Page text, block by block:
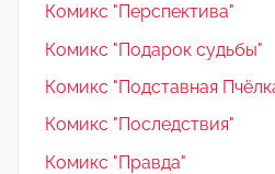
Комикс "Перспектива"
Комикс "Подарок судьбы"
Комикс "Подставная
Комикс "Последствия"
Комикс "Правда"